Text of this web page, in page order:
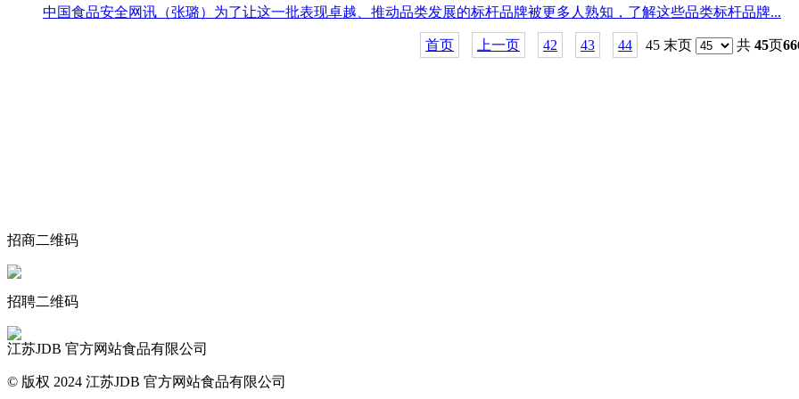
中国食品安全网讯（张璐）为了让这一批表现卓越、推动品类发展的标杆品牌被更多人熟知，了解这些品类标杆品牌...
首页 上一页 42 43 44 45 末页 共 45页
招商二维码
招聘二维码
江苏JDB 官方网站食品有限公司
© 版权 2024 江苏JDB 官方网站食品有限公司